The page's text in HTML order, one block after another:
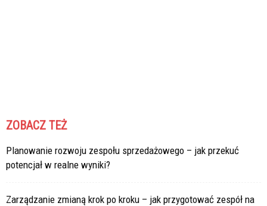
ZOBACZ TEŻ
Planowanie rozwoju zespołu sprzedażowego – jak przekuć
potencjał w realne wyniki?
Zarządzanie zmianą krok po kroku – jak przygotować zespół na